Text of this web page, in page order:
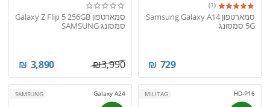
(1)
סמארטפון Samsung Galaxy A14
5G סמסונג
729
₪
סמארטפון Galaxy Z Flip 5 256GB
סמסונג SAMSUNG
3,990
₪
3,890
₪
HD-P16
MILITAG
Galaxy A24
SAMSUNG